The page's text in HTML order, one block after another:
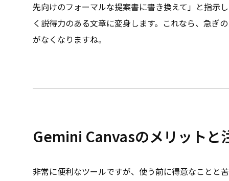
先向けのフォーマルな提案書に書き換えて」と指示
く説得力のある文章に変身します。これなら、急ぎ
がなくなりますね。
Gemini Canvasのメリットと
非常に便利なツールですが、使う前に得意なことと